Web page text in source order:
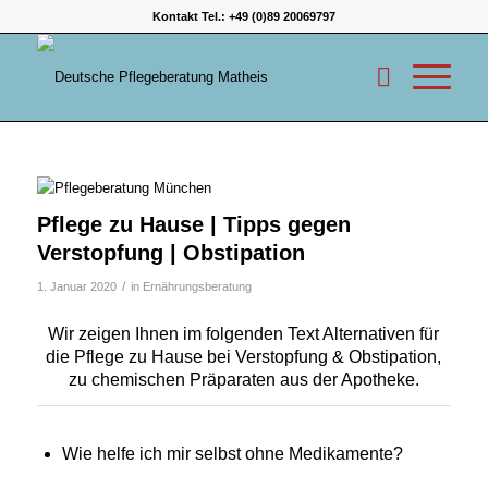
Kontakt Tel.: +49 (0)89 20069797
Pflege zu Hause | Tipps gegen
Verstopfung | Obstipation
1. Januar 2020 / in Ernährungsberatung
Wir zeigen Ihnen im folgenden Text Alternativen für
die Pflege zu Hause bei Verstopfung & Obstipation,
zu chemischen Präparaten aus der Apotheke.
Wie helfe ich mir selbst ohne Medikamente?